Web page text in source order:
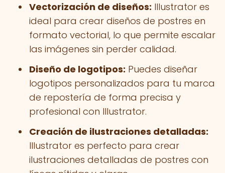
Vectorización de diseños: Illustrator es
ideal para crear diseños de postres en
formato vectorial, lo que permite escalar
las imágenes sin perder calidad.
Diseño de logotipos: Puedes diseñar
logotipos personalizados para tu marca
de repostería de forma precisa y
profesional con Illustrator.
Creación de ilustraciones detalladas:
Illustrator es perfecto para crear
ilustraciones detalladas de postres con